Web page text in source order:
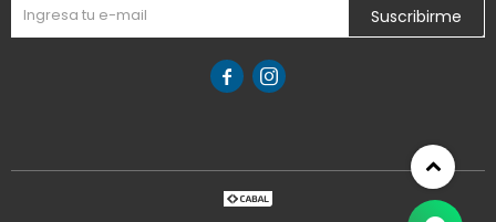
Suscribirme
 